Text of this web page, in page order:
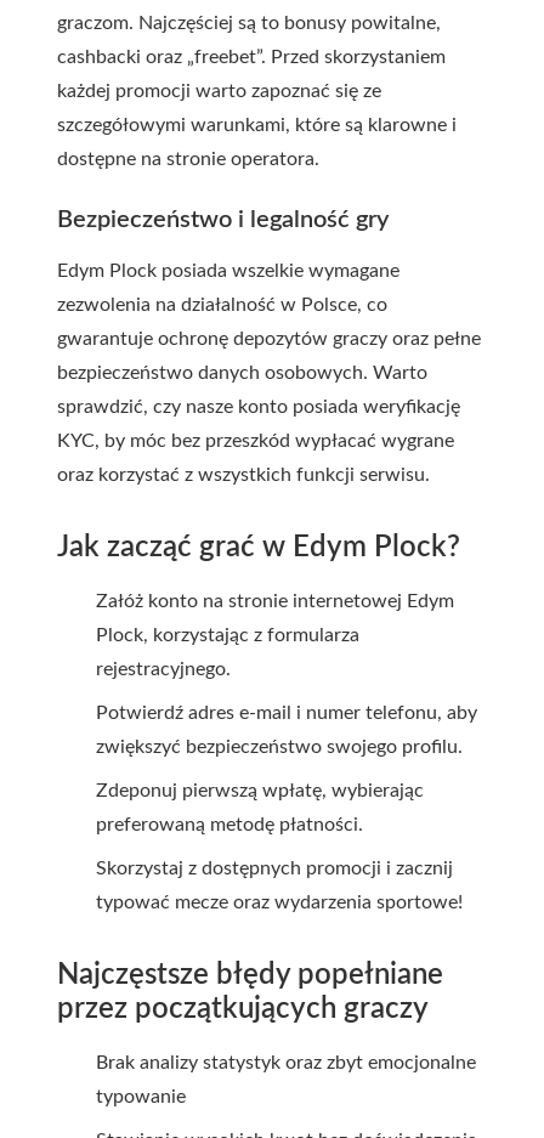
graczom. Najczęściej są to bonusy powitalne,
cashbacki oraz „freebet”. Przed skorzystaniem
każdej promocji warto zapoznać się ze
szczegółowymi warunkami, które są klarowne i
dostępne na stronie operatora.
Bezpieczeństwo i legalność gry
Edym Plock posiada wszelkie wymagane
zezwolenia na działalność w Polsce, co
gwarantuje ochronę depozytów graczy oraz pełne
bezpieczeństwo danych osobowych. Warto
sprawdzić, czy nasze konto posiada weryfikację
KYC, by móc bez przeszkód wypłacać wygrane
oraz korzystać z wszystkich funkcji serwisu.
Jak zacząć grać w Edym Plock?
Załóż konto na stronie internetowej Edym
Plock, korzystając z formularza
rejestracyjnego.
Potwierdź adres e-mail i numer telefonu, aby
zwiększyć bezpieczeństwo swojego profilu.
Zdeponuj pierwszą wpłatę, wybierając
preferowaną metodę płatności.
Skorzystaj z dostępnych promocji i zacznij
typować mecze oraz wydarzenia sportowe!
Najczęstsze błędy popełniane
przez początkujących graczy
Brak analizy statystyk oraz zbyt emocjonalne
typowanie